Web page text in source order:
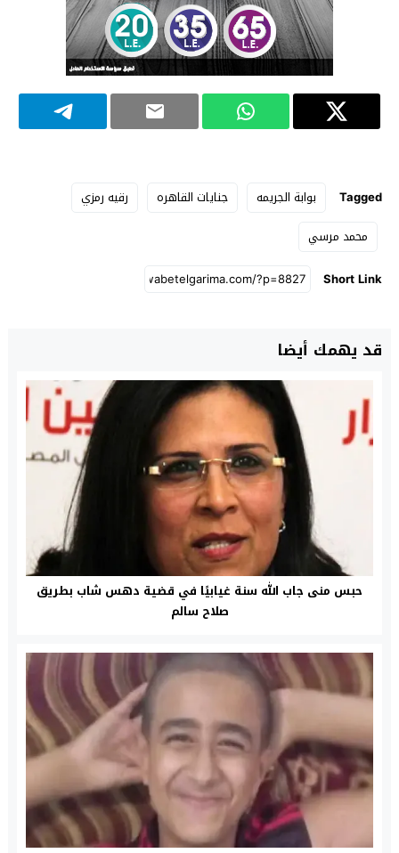
Tagged بوابة الجريمه جنايات القاهره
رقيه رمزي
محمد مرسي
Short Link
قد يهمك أيضا
حبس منى جاب الله سنة غيابيًا في قضية دهس شاب بطريق
صلاح سالم